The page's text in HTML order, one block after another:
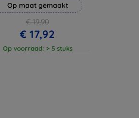
Op maat gemaakt
€ 19,90
€ 17,92
Op voorraad: > 5 stuks